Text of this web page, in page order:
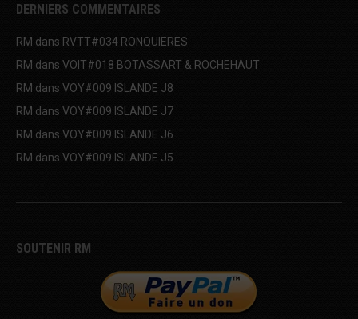
DERNIERS COMMENTAIRES
RM dans RVTT#034 RONQUIERES
RM dans VOIT#018 BOTASSART & ROCHEHAUT
RM dans VOY#009 ISLANDE J8
RM dans VOY#009 ISLANDE J7
RM dans VOY#009 ISLANDE J6
RM dans VOY#009 ISLANDE J5
SOUTENIR RM